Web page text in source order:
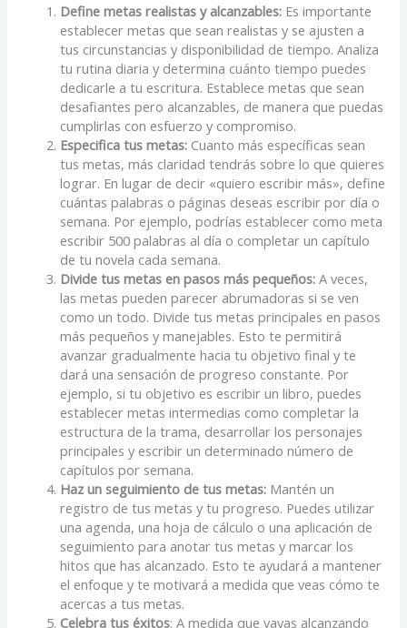
Define metas realistas y alcanzables: Es importante
establecer metas que sean realistas y se ajusten a
tus circunstancias y disponibilidad de tiempo. Analiza
tu rutina diaria y determina cuánto tiempo puedes
dedicarle a tu escritura. Establece metas que sean
desafiantes pero alcanzables, de manera que puedas
cumplirlas con esfuerzo y compromiso.
Especifica tus metas: Cuanto más específicas sean
tus metas, más claridad tendrás sobre lo que quieres
lograr. En lugar de decir «quiero escribir más», define
cuántas palabras o páginas deseas escribir por día o
semana. Por ejemplo, podrías establecer como meta
escribir 500 palabras al día o completar un capítulo
de tu novela cada semana.
Divide tus metas en pasos más pequeños: A veces,
las metas pueden parecer abrumadoras si se ven
como un todo. Divide tus metas principales en pasos
más pequeños y manejables. Esto te permitirá
avanzar gradualmente hacia tu objetivo final y te
dará una sensación de progreso constante. Por
ejemplo, si tu objetivo es escribir un libro, puedes
establecer metas intermedias como completar la
estructura de la trama, desarrollar los personajes
principales y escribir un determinado número de
capítulos por semana.
Haz un seguimiento de tus metas: Mantén un
registro de tus metas y tu progreso. Puedes utilizar
una agenda, una hoja de cálculo o una aplicación de
seguimiento para anotar tus metas y marcar los
hitos que has alcanzado. Esto te ayudará a mantener
el enfoque y te motivará a medida que veas cómo te
acercas a tus metas.
Celebra tus éxitos: A medida que vayas alcanzando